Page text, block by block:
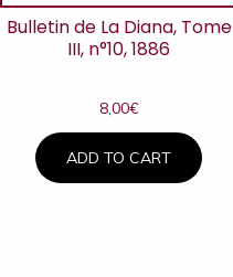
Bulletin de La Diana, Tome
III, n°10, 1886
8,00€
ADD TO CART